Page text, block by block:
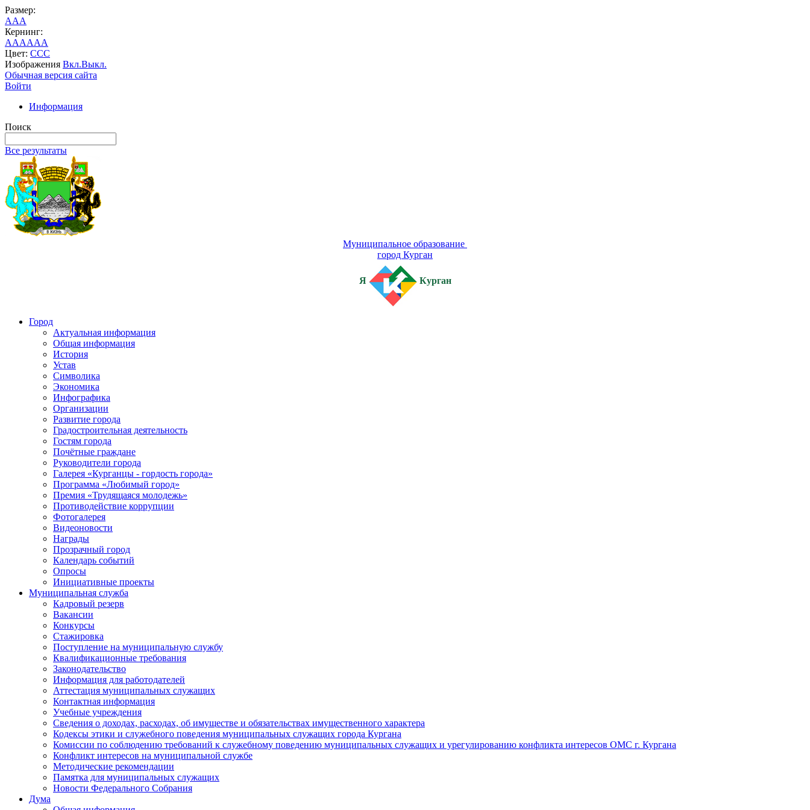
Размер:
AAA
Кернинг:
AAAAAA
Цвет: CCC
Изображения Вкл.Выкл.
Обычная версия сайта
Войти
Информация
Поиск
Все результаты
Муниципальное образование
город Курган
Я Курган
Город
Актуальная информация
Общая информация
История
Устав
Символика
Экономика
Инфографика
Организации
Развитие города
Градостроительная деятельность
Гостям города
Почётные граждане
Руководители города
Галерея «Курганцы - гордость города»
Программа «Любимый город»
Премия «Трудящаяся молодежь»
Противодействие коррупции
Фотогалерея
Видеоновости
Награды
Прозрачный город
Календарь событий
Опросы
Инициативные проекты
Муниципальная служба
Кадровый резерв
Вакансии
Конкурсы
Стажировка
Поступление на муниципальную службу
Квалификационные требования
Законодательство
Информация для работодателей
Аттестация муниципальных служащих
Контактная информация
Учебные учреждения
Сведения о доходах, расходах, об имуществе и обязательствах имущественного характера
Кодексы этики и служебного поведения муниципальных служащих города Кургана
Комиссии по соблюдению требований к служебному поведению муниципальных служащих и урегулированию конфликта интересов ОМС г. Кургана
Конфликт интересов на муниципальной службе
Методические рекомендации
Памятка для муниципальных служащих
Новости Федерального Cобрания
Дума